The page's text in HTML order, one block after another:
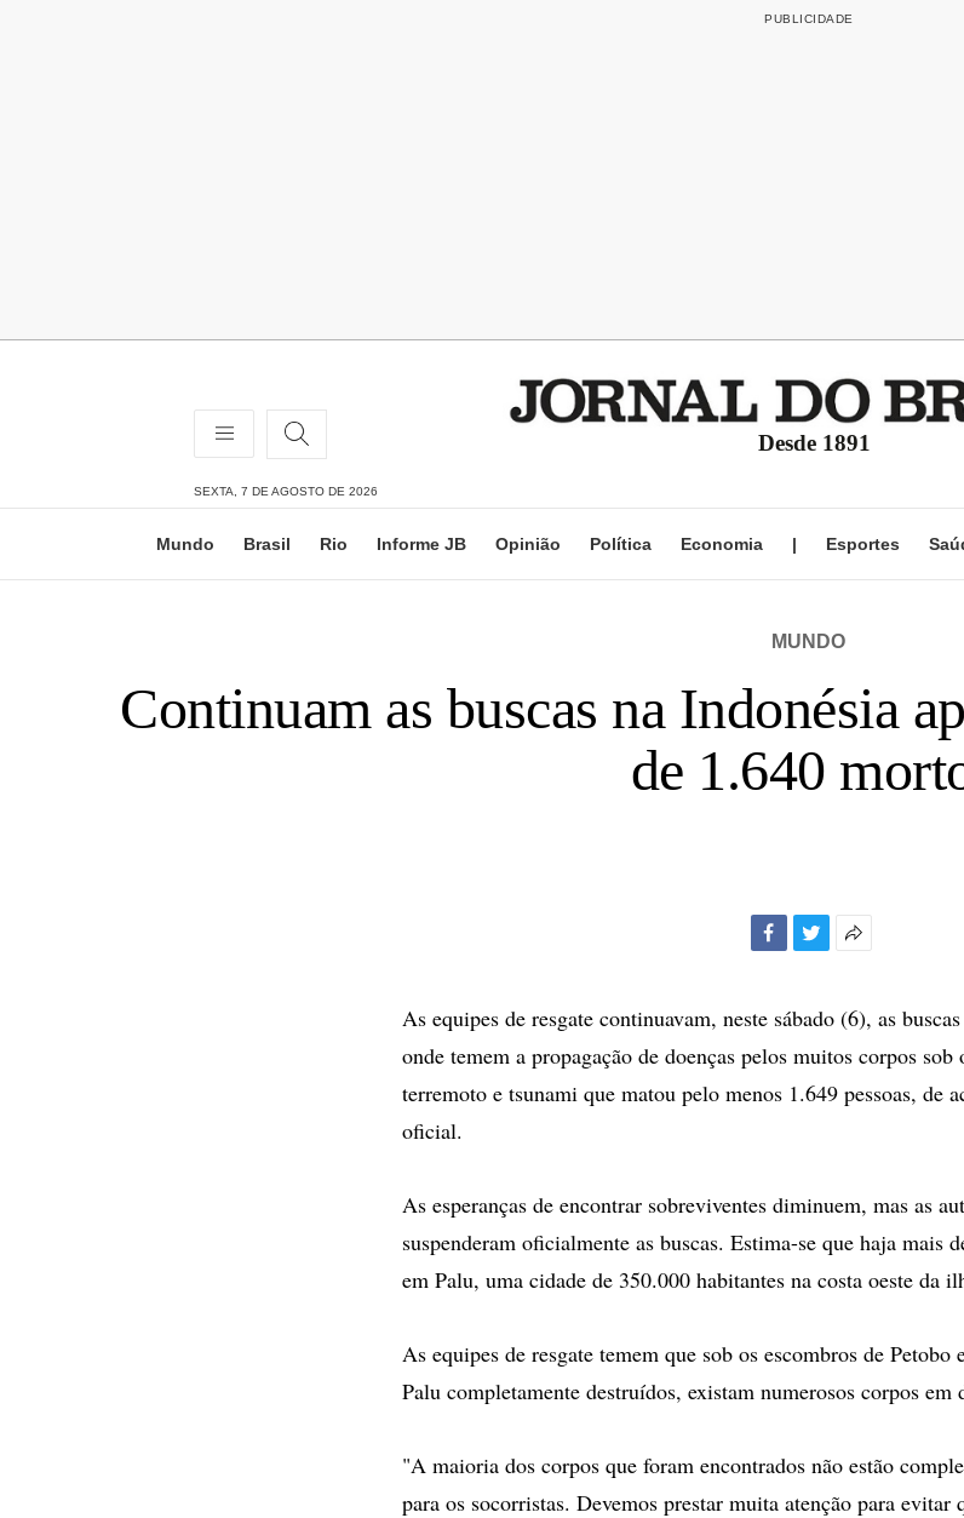
Desde 1891
SEXTA, 7 DE AGOSTO DE 2026
Mundo Brasil Rio Informe JB Opinião Política Economia | Esportes
MUNDO
Continuam as buscas na Indonésia
de 1.640
As equipes de resgate continuavam, neste sábado (6), as
onde temem a propagação de doenças pelos muitos corpos
terremoto e tsunami que matou pelo menos 1.649 pessoas, de
oficial.
As esperanças de encontrar sobreviventes diminuem, mas as
suspenderam oficialmente as buscas. Estima-se que haja mais
em Palu, uma cidade de 350.000 habitantes na costa oeste da
As equipes de resgate temem que sob os escombros de
Palu completamente destruídos, existam numerosos corpos em
"A maioria dos corpos que foram encontrados não estão
para os socorristas. Devemos prestar muita atenção para evitar